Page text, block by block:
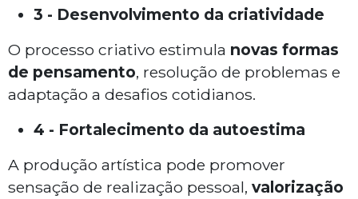
3 - Desenvolvimento da criatividade
O processo criativo estimula novas formas
de pensamento, resolução de problemas e
adaptação a desafios cotidianos.
4 - Fortalecimento da autoestima
A produção artística pode promover
sensação de realização pessoal, valorização